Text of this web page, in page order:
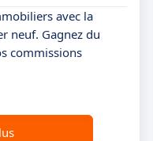
avec la
neuf. Gagnez du
commissions